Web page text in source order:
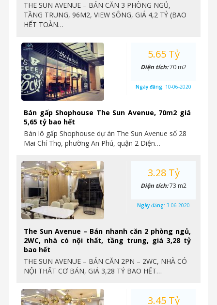
THE SUN AVENUE – BÁN CĂN 3 PHÒNG NGỦ,
TẦNG TRUNG, 96M2, VIEW SÔNG, GIÁ 4,2 TỶ (BAO
HẾT TOÀN…
Bán gấp Shophouse The Sun Avenue, 70m2 giá
5,65 tỷ bao hết
Bán lô gấp Shophouse dự án The Sun Avenue số 28
Mai Chí Thọ, phường An Phú, quận 2 Diện…
5.65 Tỷ
Diện tích:70 m2
Ngày đăng: 10-06-2020
The Sun Avenue – Bán nhanh căn 2 phòng ngủ,
2WC, nhà có nội thất, tầng trung, giá 3,28 tỷ
bao hết
THE SUN AVENUE – BÁN CĂN 2PN – 2WC, NHÀ CÓ
NỘI THẤT CƠ BẢN, GIÁ 3,28 TỶ BAO HẾT…
3.28 Tỷ
Diện tích:73 m2
Ngày đăng: 3-06-2020
3.45 Tỷ